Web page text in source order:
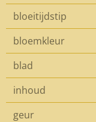
bloeitijdstip
bloemkleur
blad
inhoud
geur